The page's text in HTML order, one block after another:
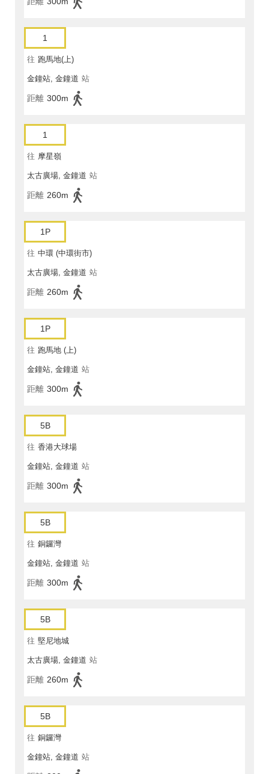
1
往 跑馬地(上)
金鐘站, 金鐘道 站
距離 300m
1
往 摩星嶺
太古廣場, 金鐘道 站
距離 260m
1P
往 中環 (中環街市)
太古廣場, 金鐘道 站
距離 260m
1P
往 跑馬地 (上)
金鐘站, 金鐘道 站
距離 300m
5B
往 香港大球場
金鐘站, 金鐘道 站
距離 300m
5B
往 銅鑼灣
金鐘站, 金鐘道 站
距離 300m
5B
往 堅尼地城
太古廣場, 金鐘道 站
距離 260m
5B
往 銅鑼灣
金鐘站, 金鐘道 站